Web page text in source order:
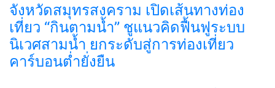
จังหวัดสมุทรสงคราม เปิดเส้นทางท่อง
เที่ยว “กินตามน้ำ” ชูแนวคิดฟื้นฟูระบบ
นิเวศสามน้ำ ยกระดับสู่การท่องเที่ยว
คาร์บอนต่ำยั่งยืน